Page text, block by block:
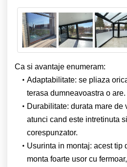
Ca si avantaje enumeram:
Adaptabilitate: se pliaza
terasa dumneavoastra o are.
Durabilitate: durata mare de
atunci cand este intretinuta
corespunzator.
Usurinta in montaj: acest tip
monta foarte usor cu